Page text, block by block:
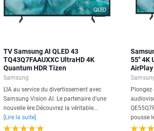
TV Samsung AI QLED 43
TQ43Q7FAAUXXC UltraHD 4K
Quantum HDR Tizen
Samsung
L'IA au service du divertissement avec
Samsung Vision AI. Le partenaire d'une
nouvelle ère.Découvrez la véritable...
[Lire la suite]
55'' 4K
pousse